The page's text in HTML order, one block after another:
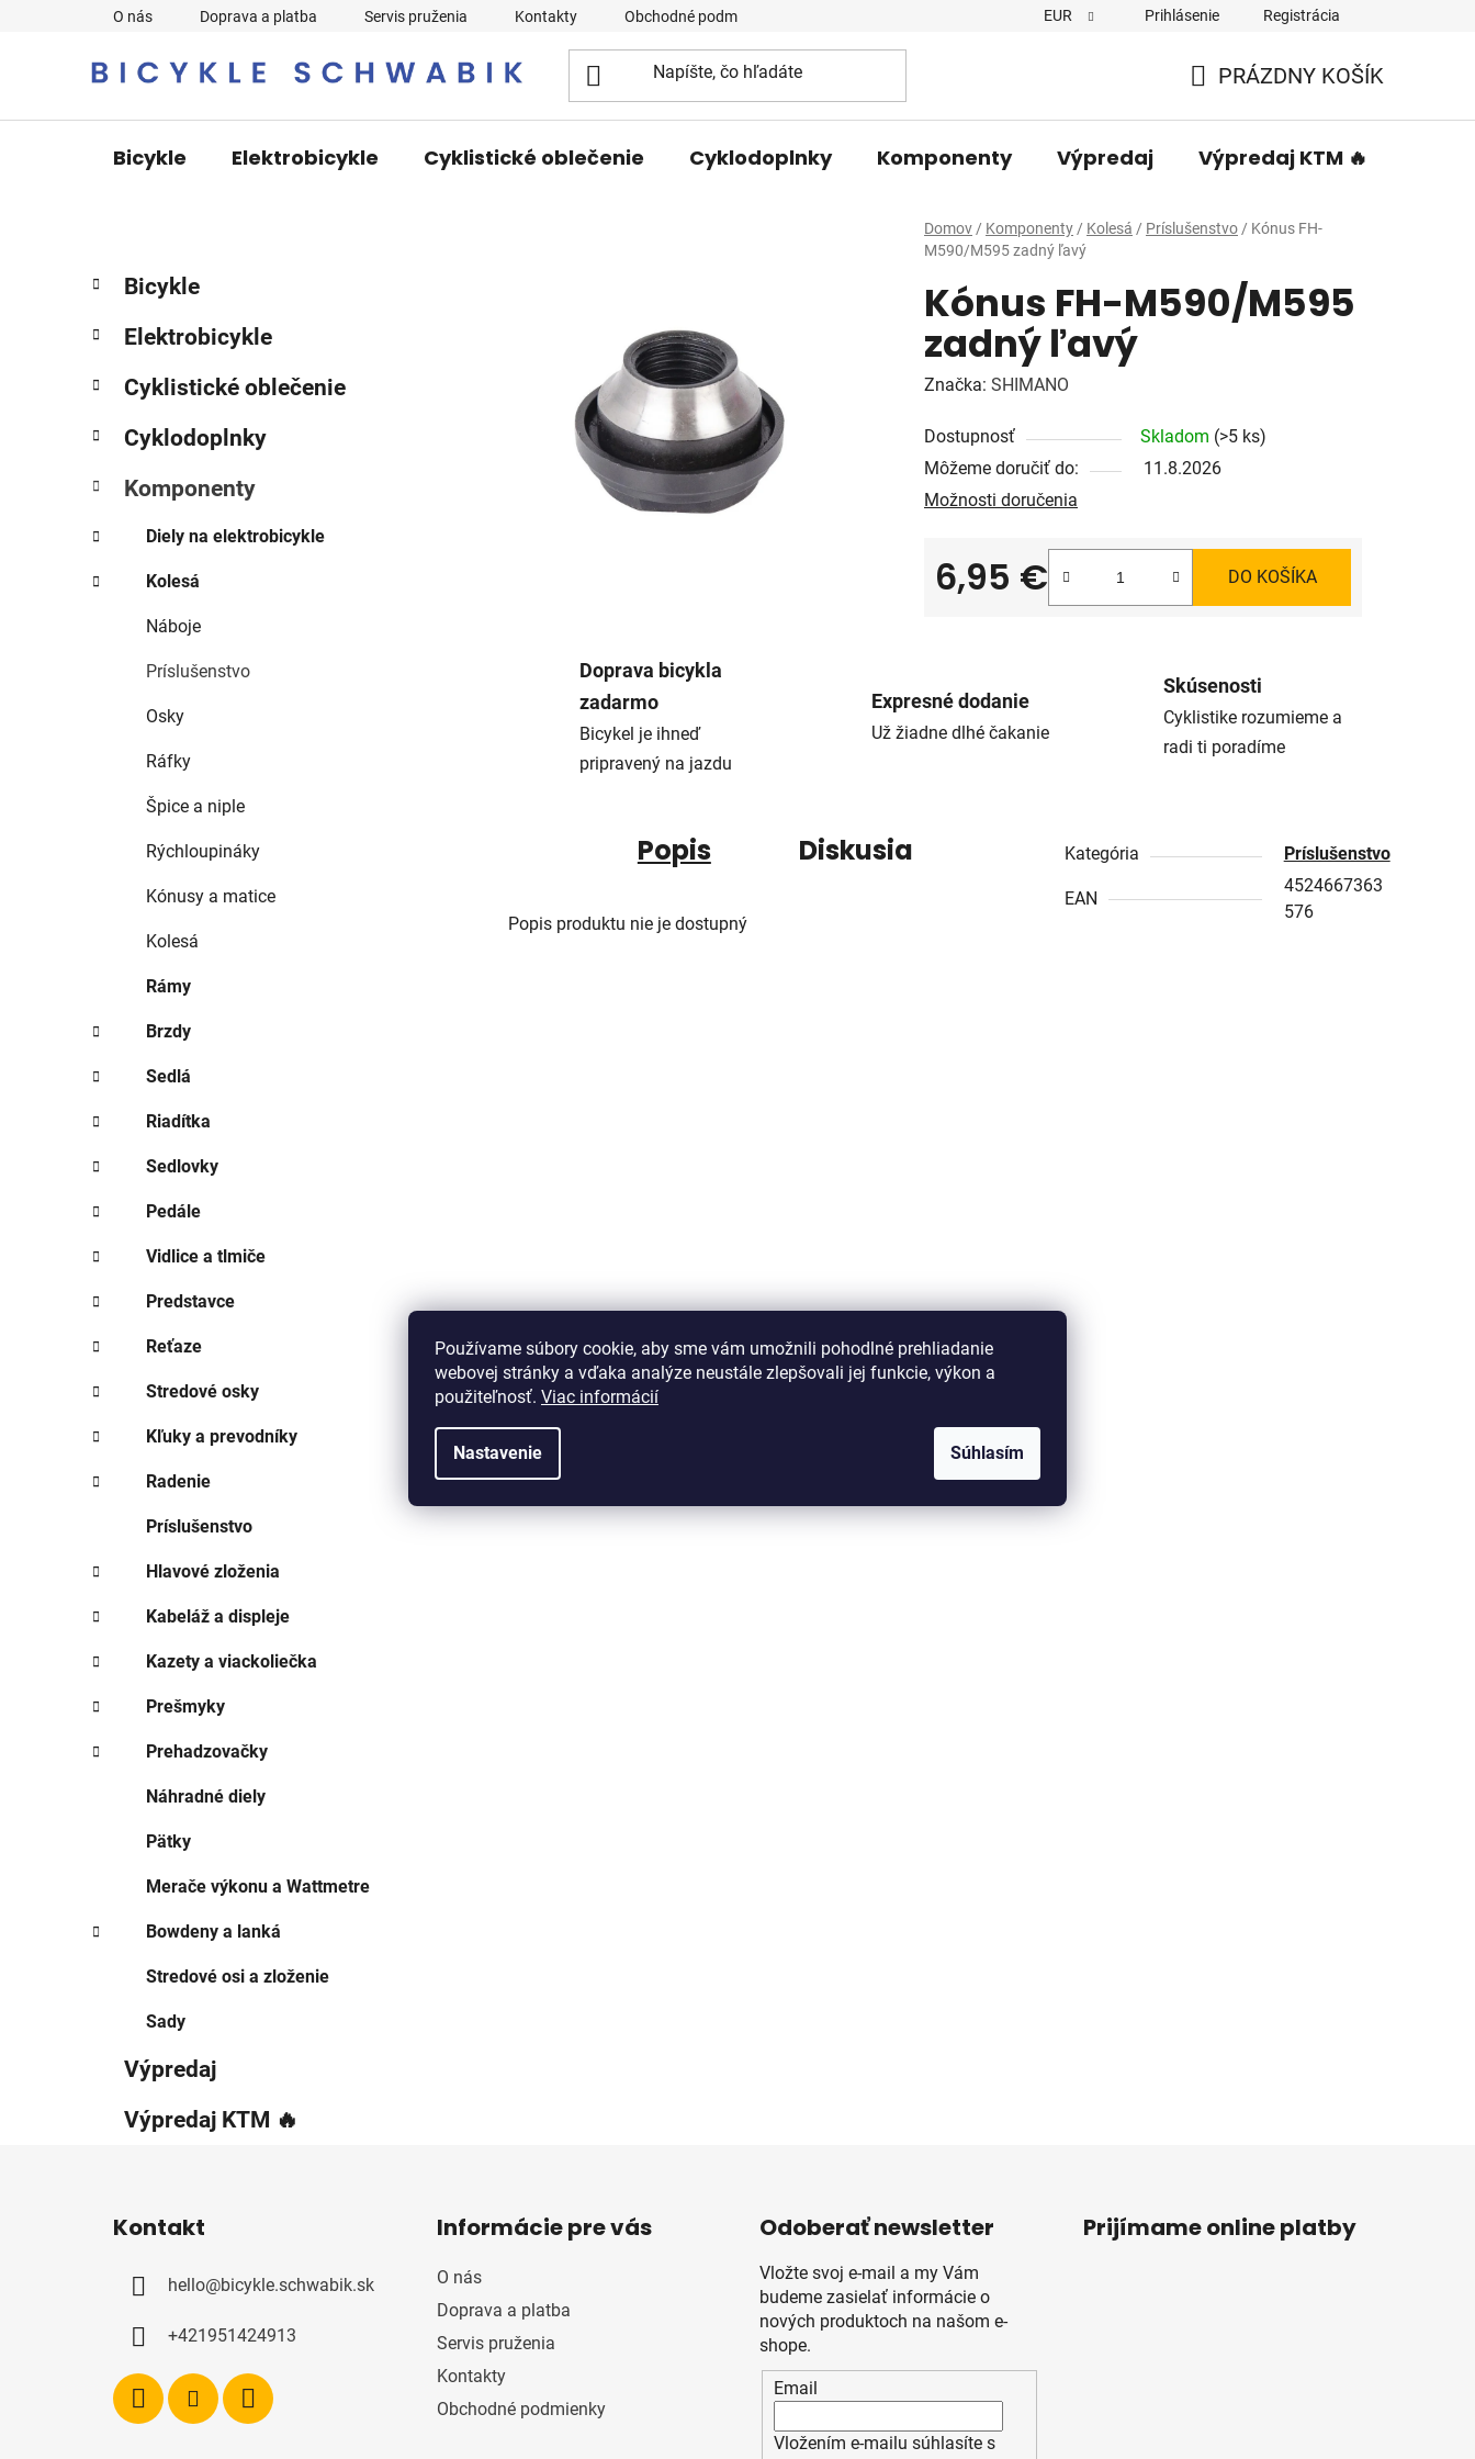
Používame súbory cookie, aby sme vám umožnili pohodlné prehliadanie
webovej stránky a vďaka analýze neustále zlepšovali jej funkcie, výkon a
použiteľnosť. Viac informácií
Nastavenie Súhlasím
O nás Doprava a platba Servis pruženia Kontakty Obchodné podmienky EUR Prihlásenie Registrácia
KOŠÍK
PRÁZDNY KOŠÍK
Bicykle Elektrobicykle Cyklistické oblečenie Cyklodoplnky Komponenty Výpredaj Výpredaj KTM 🔥
Domov / Komponenty / Kolesá / Príslušenstvo / Kónus FH-
M590/M595 zadný ľavý
B
o
č
ý
a
n
e
l
kategórie
K
a
e
ó
i
Bicykle
Elektrobicykle
Cyklistické oblečenie
Cyklodoplnky
Komponenty
Diely na elektrobicykle
Kolesá
Náboje
Príslušenstvo
Osky
Ráfky
Špice a niple
Rýchloupináky
Kónusy a matice
Kolesá
Rámy
Brzdy
Sedlá
Riadítka
Sedlovky
Pedále
Vidlice a tlmiče
Predstavce
Reťaze
Stredové osky
Kľuky a prevodníky
Radenie
Príslušenstvo
Hlavové zloženia
Kabeláž a displeje
Kazety a viackoliečka
Prešmyky
Prehadzovačky
Náhradné diely
Pätky
Merače výkonu a Wattmetre
Bowdeny a lanká
Stredové osi a zloženie
Sady
Výpredaj
Výpredaj KTM 🔥
Kónus FH-M590/M595
zadný ľavý
Značka: SHIMANO
Dostupnosť Skladom (>5 ks)
Môžeme doručiť do:
11.8.2026
Možnosti doručenia
6,95 €
Jednotková cena:
DO KOŠÍKA
Doprava bicykla
zadarmo
Bicykel je ihneď
pripravený na jazdu
Expresné dodanie
Už žiadne dlhé čakanie
Skúsenosti
Cyklistike rozumieme a
radi ti poradíme
Popis Diskusia
Popis produktu nie je dostupný
Kategória Príslušenstvo
EAN
4524667363
576
Kontakt
hello@bicykle.schwabik.sk
+421951424913
Informácie pre vás
O nás
Doprava a platba
Servis pruženia
Kontakty
Obchodné podmienky
Odoberať newsletter
Vložte svoj e-mail a my Vám
budeme zasielať informácie o
nových produktoch na našom e-
shope.
Email
Vložením e-mailu súhlasíte s
Prijímame online platby